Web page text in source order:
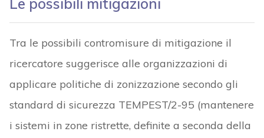
Tra le possibili contromisure di mitigazione il
ricercatore suggerisce alle organizzazioni di
applicare politiche di zonizzazione secondo gli
standard di sicurezza TEMPEST/2-95 (mantenere
i sistemi in zone ristrette, definite a seconda della